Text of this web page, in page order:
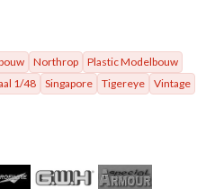
Northrop
Plastic Modelbouw
1/48 Singapore Tigereye
Vintage